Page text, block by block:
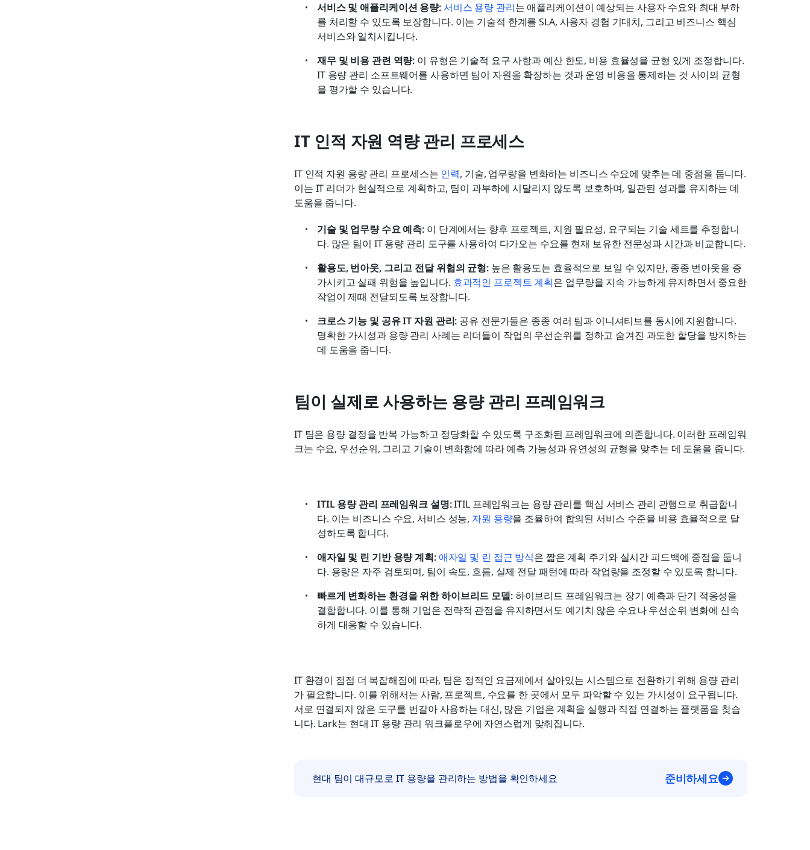
서비스 및 애플리케이션 용량:서비스 용량 관리는 애플리케이션이 예상되는 사용자 수요와 최대 부하
를 처리할 수 있도록 보장합니다. 이는 기술적 한계를 SLA, 사용자 경험 기대치, 그리고 비즈니스 핵심
서비스와 일치시킵니다.
재무 및 비용 관련 역량: 이 유형은 기술적 요구 사항과 예산 한도, 비용 효율성을 균형 있게 조정합니다.
IT 용량 관리 소프트웨어를 사용하면 팀이 자원을 확장하는 것과 운영 비용을 통제하는 것 사이의 균형
을 평가할 수 있습니다.
IT 인적 자원 역량 관리 프로세스
IT 인적 자원 용량 관리 프로세스는 인력, 기술, 업무량을 변화하는 비즈니스 수요에 맞추는 데 중점을 둡니다.
이는 IT 리더가 현실적으로 계획하고, 팀이 과부하에 시달리지 않도록 보호하며, 일관된 성과를 유지하는 데
도움을 줍니다.
기술 및 업무량 수요 예측: 이 단계에서는 향후 프로젝트, 지원 필요성, 요구되는 기술 세트를 추정합니
다. 많은 팀이 IT 용량 관리 도구를 사용하여 다가오는 수요를 현재 보유한 전문성과 시간과 비교합니다.
활용도, 번아웃, 그리고 전달 위험의 균형: 높은 활용도는 효율적으로 보일 수 있지만, 종종 번아웃을 증
가시키고 실패 위험을 높입니다. 효과적인 프로젝트 계획은 업무량을 지속 가능하게 유지하면서 중요한
작업이 제때 전달되도록 보장합니다.
크로스 기능 및 공유 IT 자원 관리: 공유 전문가들은 종종 여러 팀과 이니셔티브를 동시에 지원합니다.
명확한 가시성과 용량 관리 사례는 리더들이 작업의 우선순위를 정하고 숨겨진 과도한 할당을 방지하는
데 도움을 줍니다.
팀이 실제로 사용하는 용량 관리 프레임워크
IT 팀은 용량 결정을 반복 가능하고 정당화할 수 있도록 구조화된 프레임워크에 의존합니다. 이러한 프레임워
크는 수요, 우선순위, 그리고 기술이 변화함에 따라 예측 가능성과 유연성의 균형을 맞추는 데 도움을 줍니다.
ITIL 용량 관리 프레임워크 설명: ITIL 프레임워크는 용량 관리를 핵심 서비스 관리 관행으로 취급합니
다. 이는 비즈니스 수요, 서비스 성능, 자원 용량을 조율하여 합의된 서비스 수준을 비용 효율적으로 달
성하도록 합니다.
애자일 및 린 기반 용량 계획: 애자일 및 린 접근 방식은 짧은 계획 주기와 실시간 피드백에 중점을 둡니
다. 용량은 자주 검토되며, 팀이 속도, 흐름, 실제 전달 패턴에 따라 작업량을 조정할 수 있도록 합니다.
빠르게 변화하는 환경을 위한 하이브리드 모델: 하이브리드 프레임워크는 장기 예측과 단기 적응성을
결합합니다. 이를 통해 기업은 전략적 관점을 유지하면서도 예기치 않은 수요나 우선순위 변화에 신속
하게 대응할 수 있습니다.
IT 환경이 점점 더 복잡해짐에 따라, 팀은 정적인 요금제에서 살아있는 시스템으로 전환하기 위해 용량 관리
가 필요합니다. 이를 위해서는 사람, 프로젝트, 수요를 한 곳에서 모두 파악할 수 있는 가시성이 요구됩니다.
서로 연결되지 않은 도구를 번갈아 사용하는 대신, 많은 기업은 계획을 실행과 직접 연결하는 플랫폼을 찾습
니다. Lark는 현대 IT 용량 관리 워크플로우에 자연스럽게 맞춰집니다.
현대 팀이 대규모로 IT 용량을 관리하는 방법을 확인하세요 준비하세요